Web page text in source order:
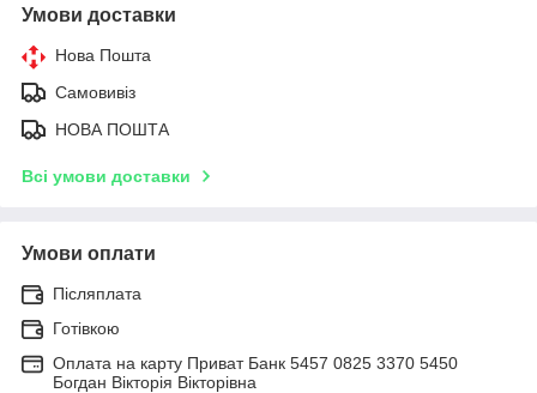
Умови доставки
Нова Пошта
Самовивіз
НОВА ПОШТА
Всі умови доставки
Умови оплати
Післяплата
Готівкою
Оплата на карту Приват Банк 5457 0825 3370 5450
Богдан Вікторія Вікторівна